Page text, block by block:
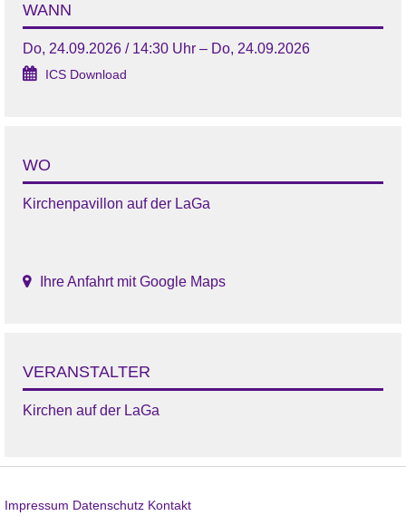
WANN
Do, 24.09.2026 / 14:30 Uhr – Do, 24.09.2026
ICS Download
WO
Kirchenpavillon auf der LaGa
Ihre Anfahrt mit Google Maps
VERANSTALTER
Kirchen auf der LaGa
Impressum Datenschutz Kontakt